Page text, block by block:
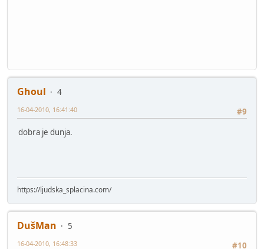
Ghoul
4
#9
16-04-2010, 16:41:40
dobra je dunja.
https://ljudska_splacina.com/
DušMan
5
#10
16-04-2010, 16:48:33